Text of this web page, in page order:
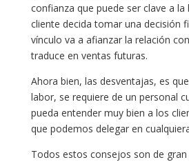
confianza que puede ser clave a la
cliente decida tomar una decisión
vínculo va a afianzar la relación
traduce en ventas futuras.
Ahora bien, las desventajas, es
labor, se requiere de un personal
pueda entender muy bien a los
que podemos delegar en
Todos estos consejos son de